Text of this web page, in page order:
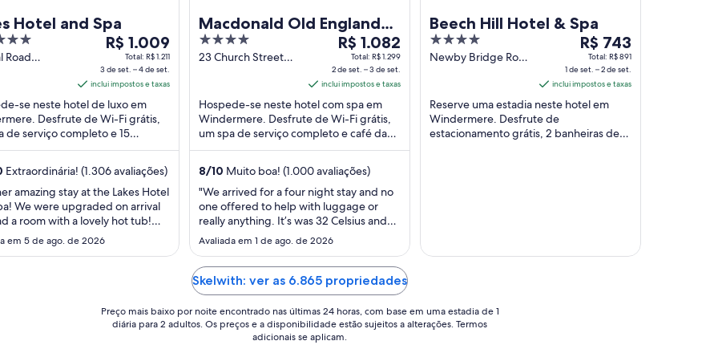
Hotel and Spa
Road
O
preço
é
de
R$ 1.009
por
diária
uma
estadia
de
3
set.
de
set..
R$ 1.009
Total: R$ 1.211
3 de set. – 4 de set.
inclui impostos e taxas
se neste hotel de luxo em
Desfrute de Wi-Fi grátis,
de serviço completo e 15
de hidromassagem. Nossos
Extraordinária! (1.306 avaliações)
amazing stay at the Lakes Hotel
We were upgraded on arrival
a room with a lovely hot tub!
also picked up in the Bentley
walked back to the hotel at night
em 5 de ago. de 2026
Macdonald Old England
Hotel & Spa
4
out
23 Church Street
O
preço
é
de
R$ 1.082
por
diária
uma
estadia
de
2
set.
a
3
de
set..
R$ 1.082
Total: R$ 1.299
2 de set. – 3 de set.
inclui impostos e taxas
Hospede-se neste hotel com spa em
Windermere. Desfrute de Wi-Fi grátis,
um spa de serviço completo e café da
manhã (sobretaxa). Nossos hóspedes
8/10 Muito boa! (1.000 avaliações)
"We arrived for a four night stay and no
one offered to help with luggage or
really anything. It’s was 32 Celsius and
the front desk did not even have fans.
They left the curtains open and no air
conditioning so the room was an oven
and the carpet was filthy. The window
would only open one inch. No ..."
Avaliada em 1 de ago. de 2026
Beech Hill Hotel & Spa
4
out
Newby Bridge Road
O
preço
é
de
R$ 743
por
diária
set.
R$ 743
Total: R$ 891
1 de set. – 2 de set.
inclui impostos e taxas
Reserve uma estadia neste hotel em
Windermere. Desfrute de
estacionamento grátis, 2 banheiras de
Skelwith: ver as 6.865 propriedades
Preço mais baixo por noite encontrado nas últimas 24 horas, com base em uma estadia de 1
diária para 2 adultos. Os preços e a disponibilidade estão sujeitos a alterações. Termos
adicionais se aplicam.